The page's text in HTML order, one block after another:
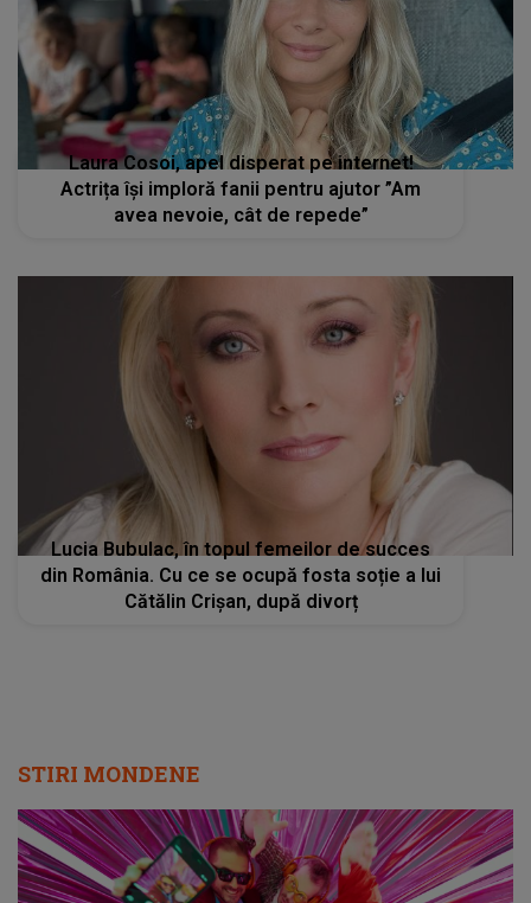
Laura Cosoi, apel disperat pe internet!
Actrița își imploră fanii pentru ajutor ”Am
avea nevoie, cât de repede”
Lucia Bubulac, în topul femeilor de succes
din România. Cu ce se ocupă fosta soție a lui
Cătălin Crișan, după divorț
STIRI MONDENE